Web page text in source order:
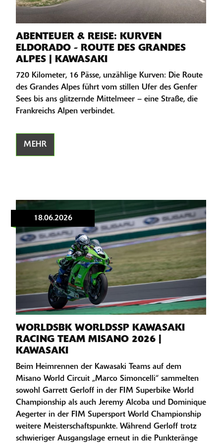
ABENTEUER & REISE: KURVEN
ELDORADO - ROUTE DES GRANDES
ALPES | KAWASAKI
720 Kilometer, 16 Pässe, unzählige Kurven: Die Route
des Grandes Alpes führt vom stillen Ufer des Genfer
Sees bis ans glitzernde Mittelmeer – eine Straße, die
Frankreichs Alpen verbindet.
MEHR
18.06.2026
WORLDSBK WORLDSSP KAWASAKI
RACING TEAM MISANO 2026 |
KAWASAKI
Beim Heimrennen der Kawasaki Teams auf dem
Misano World Circuit „Marco Simoncelli“ sammelten
sowohl Garrett Gerloff in der FIM Superbike World
Championship als auch Jeremy Alcoba und Dominique
Aegerter in der FIM Supersport World Championship
weitere Meisterschaftspunkte. Während Gerloff trotz
schwieriger Ausgangslage erneut in die Punkteränge